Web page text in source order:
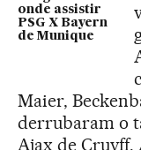
onde assistir
PSG X Bayern
de Munique
Maier,
derrubaram o
Ajax de Cruyff.